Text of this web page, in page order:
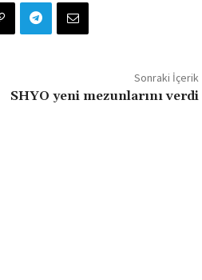
Sonraki İçerik
SHYO yeni mezunlarını verdi